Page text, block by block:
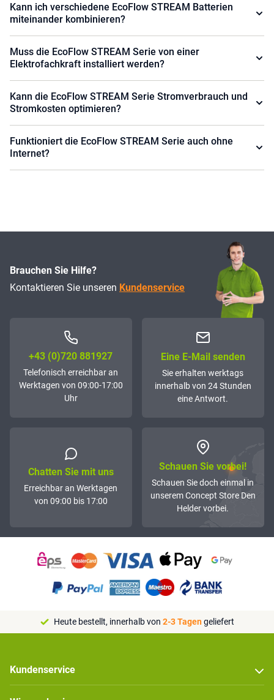
Kann ich verschiedene EcoFlow STREAM Batterien
miteinander kombinieren?
Muss die EcoFlow STREAM Serie von einer
Elektrofachkraft installiert werden?
Kann die EcoFlow STREAM Serie Stromverbrauch und
Stromkosten optimieren?
Funktioniert die EcoFlow STREAM Serie auch ohne
Internet?
Brauchen Sie Hilfe?
Kontaktieren Sie unseren Kundenservice
+43 (0)72­0 881927
Telefonisch erreichbar an
Werktagen von 09:00-17:00
Uhr
Eine E-Mail senden
Sie erhalten werktags
innerhalb von 24 Stunden
eine Antwort.
Chatten Sie mit uns
Erreichbar an Werktagen
von 09:00 bis 17:00
Schauen Sie vorbei!
Schauen Sie doch einmal in
unserem Concept Store Den
Helder vorbei.
Heute bestellt, innerhalb von 2-3 Tagengeliefert
Kundenservice